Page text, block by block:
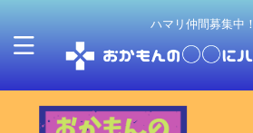
ハマリ仲間募集中！